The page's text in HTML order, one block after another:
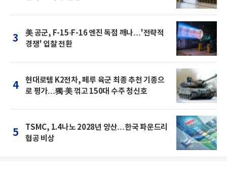
3
美 공군, F-15·F-16 엔진 독점 깨나…'전략적
경쟁' 입찰 전환
4
현대로템 K2전차, 페루 육군 최종 추천 기종으
로 평가…獨·美 꺾고 150대 수주 청신호
5
TSMC, 1.4나노 2028년 양산…한국 파운드리
협공 비상